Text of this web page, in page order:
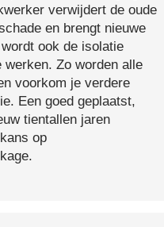
verwijdert de oude
en brengt nieuwe
ook de isolatie
Zo worden alle
voorkom je verdere
Een goed geplaatst,
tientallen jaren
op